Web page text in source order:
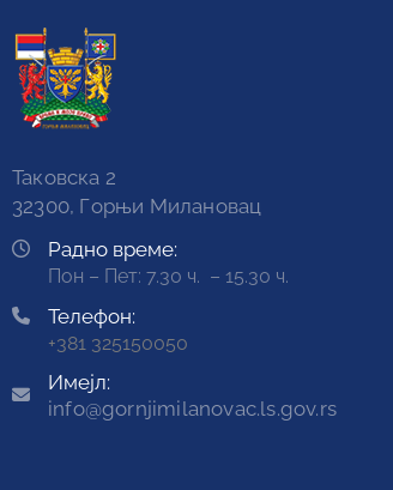
Таковска 2
32300, Горњи Милановац
Радно време:
Пон – Пет: 7.30 ч. – 15.30 ч.
Телефон:
+381 325150050
Имејл:
info@gornjimilanovac.ls.gov.rs